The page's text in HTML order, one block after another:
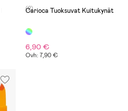
(2)
Carioca Tuoksuvat Kuitukynät
6,90 €
Ovh: 7,90 €